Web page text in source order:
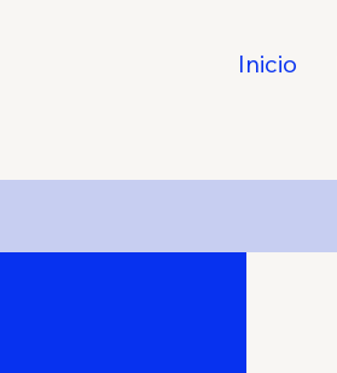
Inicio